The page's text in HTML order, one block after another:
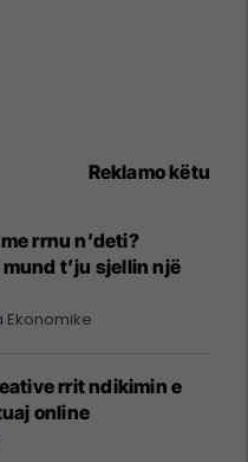
Reklamo këtu
rrnu n’deti?
t’ju sjellin një
Ekonomike
rrit ndikimin e
online